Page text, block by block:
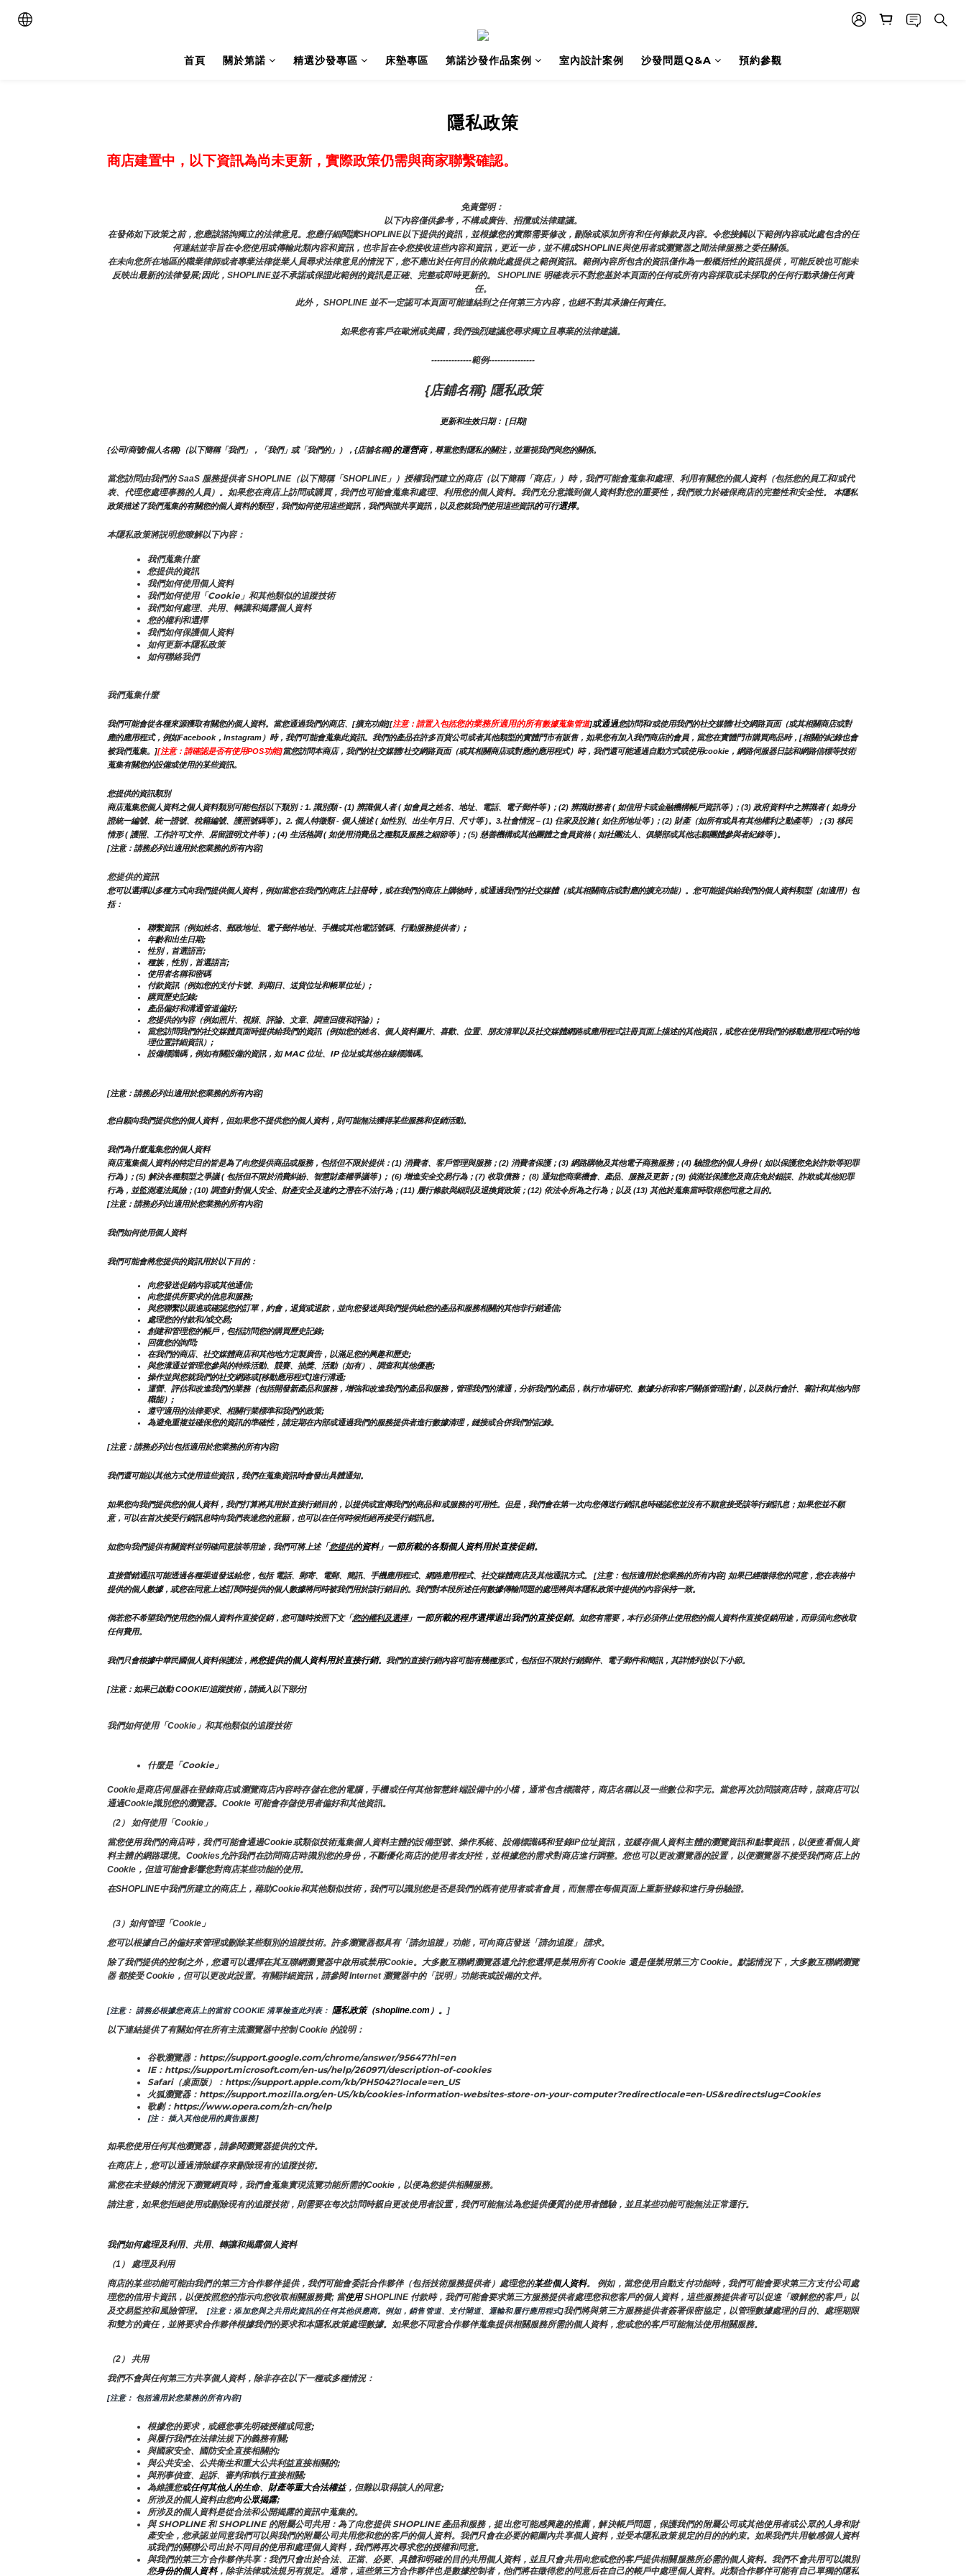
首頁 關於第諾 精選沙發專區 床墊專區 第諾沙發作品案例 室內設計案例 沙發問題Q&A 預約參觀
隱私政策
商店建置中，以下資訊為尚未更新，實際政策仍需與商家聯繫確認。
免責聲明：
以下內容僅供參考，不構成廣告、招攬或法律建議。
在發佈如下政策之前，您應該諮詢獨立的法律意見。您應仔細閱讀SHOPLINE以下提供的資訊，並根據您的實際需要修改，刪除或添加所有和任何條款及內容。令您接觸以下範例內容或此處包含的任
何連結並非旨在令您使用或傳輸此類內容和資訊，也非旨在令您接收這些內容和資訊，更近一步，並不構成SHOPLINE與使用者或瀏覽器之間法律服務之委任關係。
在未向您所在地區的職業律師或者專業法律從業人員尋求法律意見的情況下，您不應出於任何目的依賴此處提供之範例資訊。範例內容所包含的資訊僅作為一般概括性的資訊提供，可能反映也可能未
反映出最新的法律發展;因此，SHOPLINE並不承諾或保證此範例的資訊是正確、完整或即時更新的。 SHOPLINE 明確表示不對您基於本頁面的任何或所有內容採取或未採取的任何行動承擔任何責
任。
此外， SHOPLINE 並不一定認可本頁面可能連結到之任何第三方內容，也絕不對其承擔任何責任。
如果您有客戶在歐洲或美國，我們強烈建議您尋求獨立且專業的法律建議。
--------------範例----------------
{店鋪名稱} 隱私政策
更新和生效日期： [日期]
{公司/商號/個人名稱}（以下簡稱「我們」，「我們」或「我們的」），{店舖名稱}的運營商，尊重您對隱私的關注，並重視我們與您的關係。
當您訪問由我們的 SaaS 服務提供者 SHOPLINE（以下簡稱「SHOPLINE」）授權我們建立的商店（以下簡稱「商店」）時，我們可能會蒐集和處理、利用有關您的個人資料（包括您的員工和/或代
表、代理您處理事務的人員）。如果您在商店上訪問或購買，我們也可能會蒐集和處理、利用您的個人資料。我們充分意識到個人資料對您的重要性，我們致力於確保商店的完整性和安全性。
本隱私
政策描述了我們蒐集的有關您的個人資料的類型，我們如何使用這些資訊，我們與誰共享資訊，以及您就我們使用這些資訊的可行選擇。
本隱私政策將説明您瞭解以下內容：
我們蒐集什麼
您提供的資訊
我們如何使用個人資料
我們如何使用「Cookie」和其他類似的追蹤技術
我們如何處理、共用、轉讓和揭露個人資料
您的權利和選擇
我們如何保護個人資料
如何更新本隱私政策
如何聯絡我們
我們蒐集什麼
我們可能會從各種來源獲取有關您的個人資料。當您通過我們的商店、[擴充功能][注意：請置入包括您的業務所適用的所有數據蒐集管道]或通過您訪問和/或使用我們的社交媒體/社交網路頁面（或其相關商店或對
應的應用程式，例如Facebook，Instagram）時，我們可能會蒐集此資訊。我們的產品在許多百貨公司或者其他類型的實體門市有販售，如果您有加入我們商店的會員，當您在實體門市購買商品時，[相關的紀錄也會
被我們蒐集。][注意：請確認是否有使用POS功能]當您訪問本商店，我們的社交媒體/社交網路頁面（或其相關商店或對應的應用程式）時，我們還可能通過自動方式或使用cookie，網路伺服器日誌和網路信標等技術
蒐集有關您的設備或使用的某些資訊。
您提供的資訊類別
商店蒐集您個人資料之個人資料類別可能包括以下類別：1. 識別類 - (1) 辨識個人者 ( 如會員之姓名、地址、電話、電子郵件等 )；(2) 辨識財務者 ( 如信用卡或金融機構帳戶資訊等 )；(3) 政府資料中之辨識者 ( 如身分
證統一編號、統一證號、稅籍編號、護照號碼等 )。2. 個人特徵類 - 個人描述 ( 如性別、出生年月日、尺寸等 )。3.社會情況 – (1) 住家及設施 ( 如住所地址等 )；(2) 財產（如所有或具有其他權利之動產等）；(3) 移民
情形 ( 護照、工作許可文件、居留證明文件等 )；(4) 生活格調 ( 如使用消費品之種類及服務之細節等 )；(5) 慈善機構或其他團體之會員資格 ( 如社團法人、俱樂部或其他志願團體參與者紀錄等 )。
[注意：請務必列出適用於您業務的所有內容]
您提供的資訊
您可以選擇以多種方式向我們提供個人資料，例如當您在我們的商店上註冊時，或在我們的商店上購物時，或通過我們的社交媒體（或其相關商店或對應的擴充功能）。您可能提供給我們的個人資料類型（如適用）包
括：
聯繫資訊（例如姓名、郵政地址、電子郵件地址、手機或其他電話號碼、行動服務提供者）;
年齡和出生日期;
性別，首選語言;
種族，性別，首選語言;
使用者名稱和密碼
付款資訊（例如您的支付卡號、到期日、送貨位址和帳單位址）;
購買歷史記錄;
產品偏好和溝通管道偏好;
您提供的內容（例如照片、視頻、評論、文章、調查回復和評論）;
當您訪問我們的社交媒體頁面時提供給我們的資訊（例如您的姓名、個人資料圖片、喜歡、位置、朋友清單以及社交媒體網路或應用程式註冊頁面上描述的其他資訊，或您在使用我們的移動應用程式時的地
理位置詳細資訊）;
設備標識碼，例如有關設備的資訊，如 MAC 位址、IP 位址或其他在線標識碼。
[注意：請務必列出適用於您業務的所有內容]
您自願向我們提供您的個人資料，但如果您不提供您的個人資料，則可能無法獲得某些服務和促銷活動。
我們為什麼蒐集您的個人資料
商店蒐集個人資料的特定目的皆是為了向您提供商品或服務，包括但不限於提供：(1) 消費者、客戶管理與服務；(2) 消費者保護；(3) 網路購物及其他電子商務服務；(4) 驗證您的個人身份 ( 如以保護您免於詐欺等犯罪
行為 )；(5) 解決各種類型之爭議 ( 包括但不限於消費糾紛、智慧財產權爭議等 )； (6) 增進安全交易行為；(7) 收取債務； (8) 通知您商業機會、產品、服務及更新；(9) 偵測並保護您及商店免於錯誤、詐欺或其他犯罪
行為，並監測遵法風險；(10) 調查針對個人安全、財產安全及違約之潛在不法行為；(11) 履行條款與細則及退換貨政策；(12) 依法令所為之行為；以及 (13) 其他於蒐集當時取得您同意之目的。
[注意：請務必列出適用於您業務的所有內容]
我們如何使用個人資料
我們可能會將您提供的資訊用於以下目的：
向您發送促銷內容或其他通信;
向您提供所要求的信息和服務;
與您聯繫以跟進或確認您的訂單，約會，退貨或退款，並向您發送與我們提供給您的產品和服務相關的其他非行銷通信;
處理您的付款和/或交易;
創建和管理您的帳戶，包括訪問您的購買歷史記錄;
回復您的詢問;
在我們的商店、社交媒體商店和其他地方定製廣告，以滿足您的興趣和歷史;
與您溝通並管理您參與的特殊活動、競賽、抽獎、活動（如有）、調查和其他優惠;
操作並與您就我們的社交網路或[移動應用程式]進行溝通;
運營、評估和改進我們的業務（包括開發新產品和服務，增強和改進我們的產品和服務，管理我們的溝通，分析我們的產品，執行市場研究、數據分析和客戶關係管理計劃，以及執行會計、審計和其他內部
職能）;
遵守適用的法律要求、相關行業標準和我們的政策;
為避免重複並確保您的資訊的準確性，請定期在內部或通過我們的服務提供者進行數據清理，鏈接或合併我們的記錄。
[注意：請務必列出包括適用於您業務的所有內容]
我們還可能以其他方式使用這些資訊，我們在蒐集資訊時會發出具體通知。
如果您向我們提供您的個人資料，我們打算將其用於直接行銷目的，以提供或宣傳我們的商品和/或服務的可用性。但是，我們會在第一次向您傳送行銷訊息時確認您並沒有不願意接受該等行銷訊息；如果您並不願
意，可以在首次接受行銷訊息時向我們表達您的意願，也可以在任何時候拒絕再接受行銷訊息。
如您向我們提供有關資料並明確同意該等用途，我們可將上述「您提供的資料」一節所載的各類個人資料用於直接促銷。
直接營銷通訊可能透過各種渠道發送給您，包括 電話、郵寄、電郵、簡訊、手機應用程式、網路應用程式、社交媒體商店及其他通訊方式。 [注意：包括適用於您業務的所有內容] 如果已經徵得您的同意，您在表格中
提供的個人數據，或您在同意上述訂閱時提供的個人數據將同時被我們用於該行銷目的。我們對本段所述任何數據傳輸問題的處理將與本隱私政策中提供的內容保持一致。
倘若您不希望我們使用您的個人資料作直接促銷，您可隨時按照下文「您的權利及選擇」一節所載的程序選擇退出我們的直接促銷。如您有需要，本行必須停止使用您的個人資料作直接促銷用途，而毋須向您收取
任何費用。
我們只會根據中華民國個人資料保護法，將您提供的個人資料用於直接行銷。我們的直接行銷內容可能有幾種形式，包括但不限於行銷郵件、電子郵件和簡訊，其詳情列於以下小節。
[注意：如果已啟動 COOKIE/追蹤技術，請插入以下部分]
我們如何使用「Cookie」和其他類似的追蹤技術
什麼是「Cookie」
Cookie是商店伺服器在登錄商店或瀏覽商店內容時存儲在您的電腦，手機或任何其他智慧終端設備中的小檔，通常包含標識符，商店名稱以及一些數位和字元。當您再次訪問該商店時，該商店可以
通過Cookie識別您的瀏覽器。Cookie 可能會存儲使用者偏好和其他資訊。
（2） 如何使用「Cookie」
當您使用我們的商店時，我們可能會通過Cookie或類似技術蒐集個人資料主體的設備型號、操作系統、設備標識碼和登錄IP位址資訊，並緩存個人資料主體的瀏覽資訊和點擊資訊，以便查看個人資
料主體的網路環境。Cookies允許我們在訪問商店時識別您的身份，不斷優化商店的使用者友好性，並根據您的需求對商店進行調整。您也可以更改瀏覽器的設置，以便瀏覽器不接受我們商店上的
Cookie，但這可能會影響您對商店某些功能的使用。
在SHOPLINE中我們所建立的商店上，藉助Cookie和其他類似技術，我們可以識別您是否是我們的既有使用者或者會員，而無需在每個頁面上重新登錄和進行身份驗證。
（3）如何管理「Cookie」
您可以根據自己的偏好來管理或刪除某些類別的追蹤技術。許多瀏覽器都具有「請勿追蹤」功能，可向商店發送「請勿追蹤」 請求。
除了我們提供的控制之外，您還可以選擇在其互聯網瀏覽器中啟用或禁用Cookie。大多數互聯網瀏覽器還允許您選擇是禁用所有 Cookie 還是僅禁用第三方 Cookie。默認情況下，大多數互聯網瀏覽
器 都接受 Cookie，但可以更改此設置。有關詳細資訊，請參閱 Internet 瀏覽器中的「説明」功能表或設備的文件。
[注意： 請務必根據您商店上的當前 COOKIE 清單檢查此列表： 隱私政策（shopline.com）。 ]
以下連結提供了有關如何在所有主流瀏覽器中控制 Cookie 的說明：
谷歌瀏覽器：https://support.google.com/chrome/answer/95647?hl=en
IE：https://support.microsoft.com/en-us/help/260971/description-of-cookies
Safari（桌面版）：https://support.apple.com/kb/PH5042?locale=en_US
火狐瀏覽器：https://support.mozilla.org/en-US/kb/cookies-information-websites-store-on-your-computer?redirectlocale=en-US&redirectslug=Cookies
歌劇：https://www.opera.com/zh-cn/help
[注： 插入其他使用的廣告服務]
如果您使用任何其他瀏覽器，請參閱瀏覽器提供的文件。
在商店上，您可以通過清除緩存來刪除現有的追蹤技術。
當您在未登錄的情況下瀏覽網頁時，我們會蒐集實現流覽功能所需的Cookie，以便為您提供相關服務。
請注意，如果您拒絕使用或刪除現有的追蹤技術，則需要在每次訪問時親自更改使用者設置，我們可能無法為您提供優質的使用者體驗，並且某些功能可能無法正常運行。
我們如何處理及利用、共用、轉讓和揭露個人資料
（1） 處理及利用
商店的某些功能可能由我們的第三方合作夥伴提供，我們可能會委託合作夥伴（包括技術服務提供者）處理您的某些個人資料。 例如，當您使用自動支付功能時，我們可能會要求第三方支付公司處
理您的信用卡資訊，以便按照您的指示向您收取相關服務費; 當使用 SHOPLINE 付款時，我們可能會要求第三方服務提供者處理您和您客戶的個人資料，這些服務提供者可以促進「瞭解您的客戶」以
及交易監控和風險管理。
[注意：添加您與之共用此資訊的任何其他供應商。例如，銷售管道、支付閘道、運輸和履行應用程式]我們將與第三方服務提供者簽署保密協定，以管理數據處理的目的、處理期限
和雙方的責任，並將要求合作夥伴根據我們的要求和本隱私政策處理數據。如果您不同意合作夥伴蒐集提供相關服務所需的個人資料，您或您的客戶可能無法使用相關服務。
（2） 共用
我們不會與任何第三方共享個人資料，除非存在以下一種或多種情況：
[注意： 包括適用於您業務的所有內容]
根據您的要求，或經您事先明確授權或同意;
與履行我們在法律法規下的義務有關;
與國家安全、國防安全直接相關的;
與公共安全、公共衛生和重大公共利益直接相關的;
與刑事偵查、起訴、審判和執行直接相關;
為維護您或任何其他人的生命、財產等重大合法權益，但難以取得該人的同意;
所涉及的個人資料由您向公眾揭露;
所涉及的個人資料是從合法和公開揭露的資訊中蒐集的。
與 SHOPLINE 和 SHOPLINE 的附屬公司共用：為了向您提供 SHOPLINE 產品和服務，提出您可能感興趣的推薦，解決帳戶問題，保護我們的附屬公司或其他使用者或公眾的人身和財
產安全，您承認並同意我們可以與我們的附屬公司共用您和您的客戶的個人資料。我們只會在必要的範圍內共享個人資料，並受本隱私政策規定的目的的約束。如果我們共用敏感個人資料
或我們的關聯公司出於不同目的使用和處理個人資料，我們將再次尋求您的授權和同意。
與我們的第三方合作夥伴共享：我們只會出於合法、正當、必要、具體和明確的目的共用個人資料，並且只會共用向您或您的客戶提供相關服務所必需的個人資料。我們不會共用可以識別
您身份的個人資料，除非法律或法規另有規定。通常，這些第三方合作夥伴也是數據控制者，他們將在徵得您的同意后在自己的帳戶中處理個人資料。此類合作夥伴可能有自己單獨的隱私